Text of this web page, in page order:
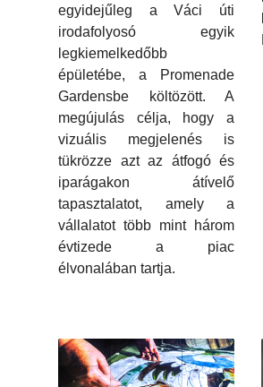
egyidejűleg a Váci úti
irodafolyosó egyik
legkiemelkedőbb
épületébe, a Promenade
Gardensbe költözött. A
megújulás célja, hogy a
vizuális megjelenés is
tükrözze azt az átfogó és
iparágakon átívelő
tapasztalatot, amely a
vállalatot több mint három
évtizede a piac
élvonalában tartja.